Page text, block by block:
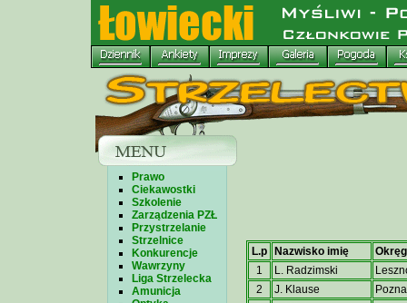
Prawo
Ciekawostki
Szkolenie
Zarządzenia PZŁ
Przystrzelanie
Strzelnice
Konkurencje
Wawrzyny
Liga Strzelecka
Amunicja
L.p Nazwisko imię
1
L. Radzimski
2
J. Klause